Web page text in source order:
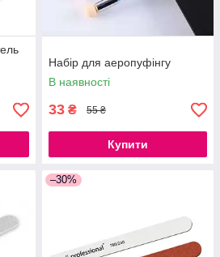
Набір для аеропуфінгу
В наявності
33 ₴ 55 ₴
Купити
–30%